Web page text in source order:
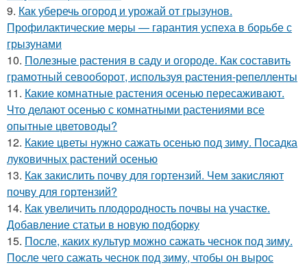
9. Как уберечь огород и урожай от грызунов.
Профилактические меры — гарантия успеха в борьбе с
грызунами
10. Полезные растения в саду и огороде. Как составить
грамотный севооборот, используя растения-репелленты
11. Какие комнатные растения осенью пересаживают.
Что делают осенью с комнатными растениями все
опытные цветоводы?
12. Какие цветы нужно сажать осенью под зиму. Посадка
луковичных растений осенью
13. Как закислить почву для гортензий. Чем закисляют
почву для гортензий?
14. Как увеличить плодородность почвы на участке.
Добавление статьи в новую подборку
15. После, каких культур можно сажать чеснок под зиму.
После чего сажать чеснок под зиму, чтобы он вырос